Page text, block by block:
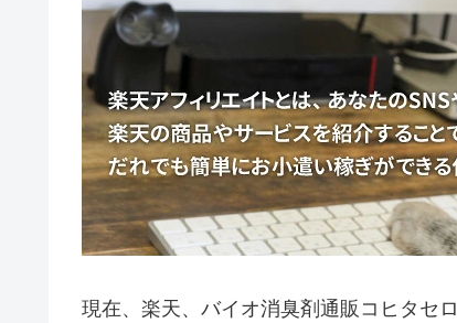
現在、楽天、バイオ消臭剤通販コヒタセ